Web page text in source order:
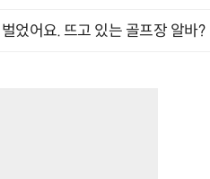
었어요. 뜨고 있는 골프장 알바?